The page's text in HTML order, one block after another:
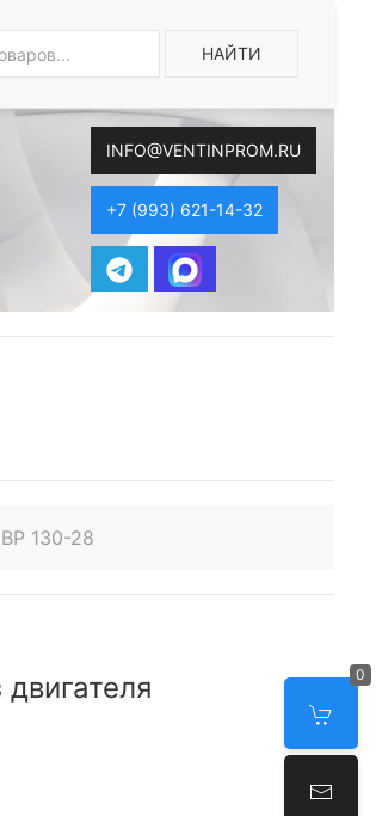
НАЙТИ
INFO@VENTINPROM.RU
+7 (993) 621-14-32
0
130-28